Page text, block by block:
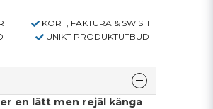
KORT, FAKTURA & SWISH
UNIKT PRODUKTUTBUD
en lätt men rejäl känga